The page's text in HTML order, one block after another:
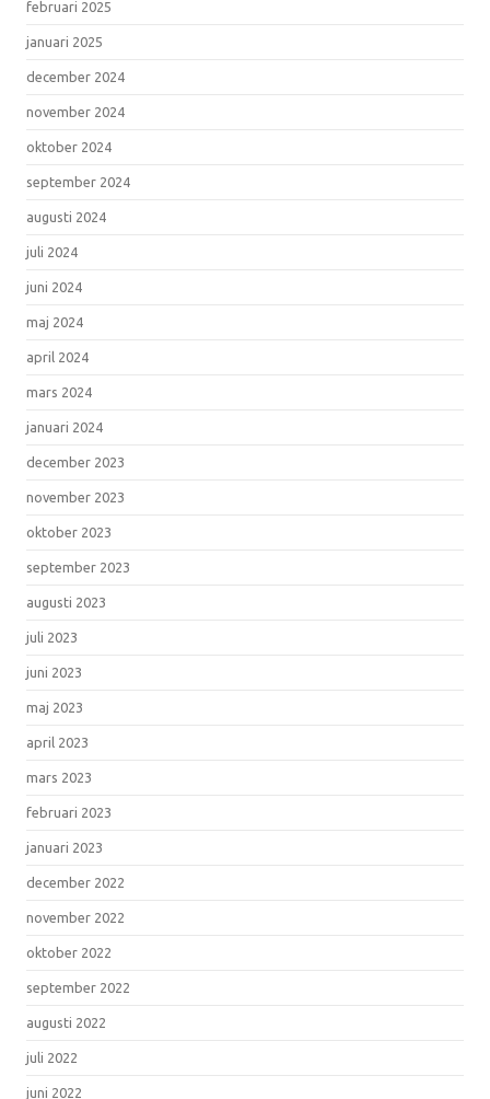
februari 2025
januari 2025
december 2024
november 2024
oktober 2024
september 2024
augusti 2024
juli 2024
juni 2024
maj 2024
april 2024
mars 2024
januari 2024
december 2023
november 2023
oktober 2023
september 2023
augusti 2023
juli 2023
juni 2023
maj 2023
april 2023
mars 2023
februari 2023
januari 2023
december 2022
november 2022
oktober 2022
september 2022
augusti 2022
juli 2022
juni 2022